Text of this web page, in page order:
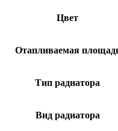
Цвет
Отапливаемая
Тип радиатора
Вид радиатора